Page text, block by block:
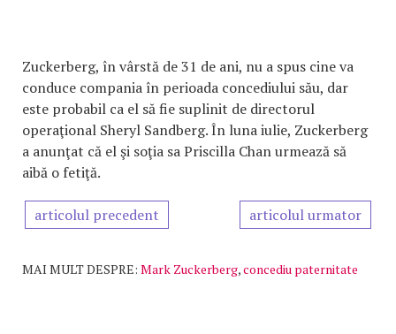
Zuckerberg, în vârstă de 31 de ani, nu a spus cine va
conduce compania în perioada concediului său, dar
este probabil ca el să fie suplinit de directorul
operaţional Sheryl Sandberg. În luna iulie, Zuckerberg
a anunţat că el şi soţia sa Priscilla Chan urmează să
aibă o fetiţă.
articolul precedent articolul urmator
MAI MULT DESPRE: Mark Zuckerberg,concediu paternitate